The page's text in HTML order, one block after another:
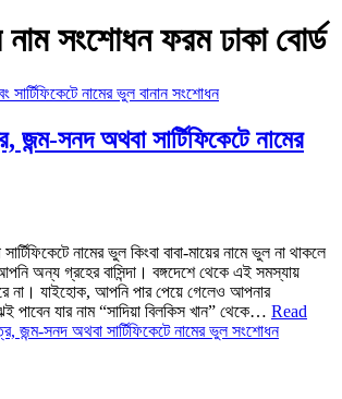
নাম সংশোধন ফরম ঢাকা বোর্ড
জন্ম-সনদ অথবা সার্টিফিকেটে নামের
নামের ভুল কিংবা বাবা-মায়ের নামে ভুল না থাকলে
অন্য গ্রহের বাসিন্দা। বঙ্গদেশে থেকে এই সমস্যায়
না। যাইহোক, আপনি পার পেয়ে গেলেও আপনার
পাবেন যার নাম “সাদিয়া বিলকিস খান” থেকে… Read
জন্ম-সনদ অথবা সার্টিফিকেটে নামের ভুল সংশোধন